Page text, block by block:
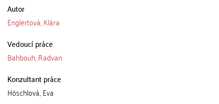
Autor
Englertová, Klára
Vedoucí práce
Bahbouh, Radvan
Konzultant práce
Höschlová, Eva